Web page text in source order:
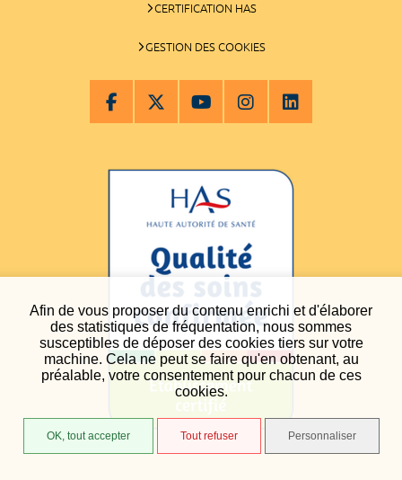
Afin de vous proposer du contenu enrichi et d'élaborer
des statistiques de fréquentation, nous sommes
susceptibles de déposer des cookies tiers sur votre
machine. Cela ne peut se faire qu'en obtenant, au
préalable, votre consentement pour chacun de ces
cookies.
OK, tout accepter Tout refuser Personnaliser
CERTIFICATION HAS
GESTION DES COOKIES